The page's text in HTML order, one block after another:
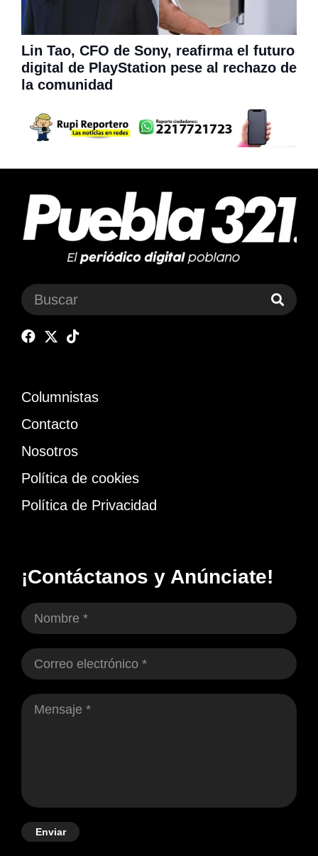
Lin Tao, CFO de Sony, reafirma el futuro
digital de PlayStation pese al rechazo de
la comunidad
Columnistas
Contacto
Nosotros
Política de cookies
Política de Privacidad
¡Contáctanos y Anúnciate!
Enviar